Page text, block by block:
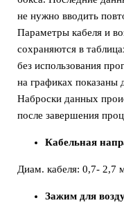
не нужно вводить
Параметры кабеля и
сохраняются в
без использования
на графиках показаны
Наброски данных
после завершения
Кабельная
Диам. кабеля: 0,7-
Зажим для